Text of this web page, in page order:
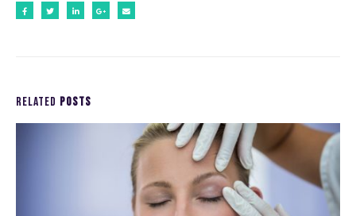
RELATED POSTS